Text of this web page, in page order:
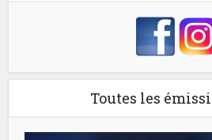
Toutes les